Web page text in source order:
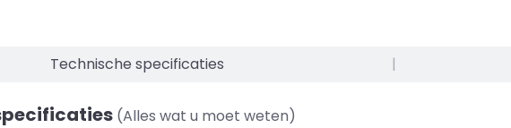
Technische specificaties |
(Alles wat u moet weten)